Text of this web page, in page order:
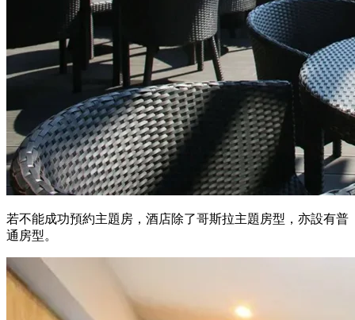
若不能成功預約主題房，酒店除了哥斯拉主題房型，亦設有普
通房型。